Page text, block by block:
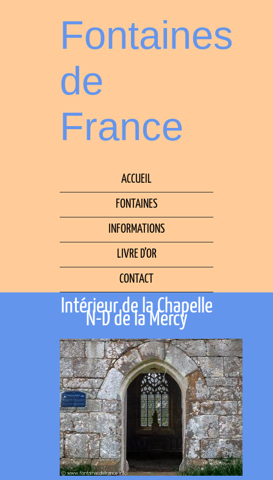
Fontaines
de
France
ACCUEIL
FONTAINES
INFORMATIONS
LIVRE D’OR
CONTACT
Intérieur de la Chapelle
N-D de la Mercy